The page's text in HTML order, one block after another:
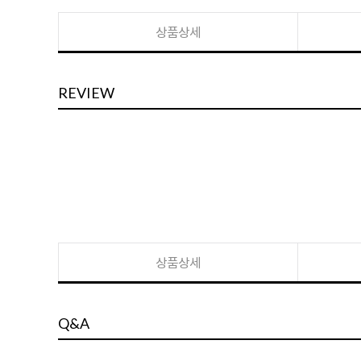
상품상세
REVIEW
상품상세
Q&A